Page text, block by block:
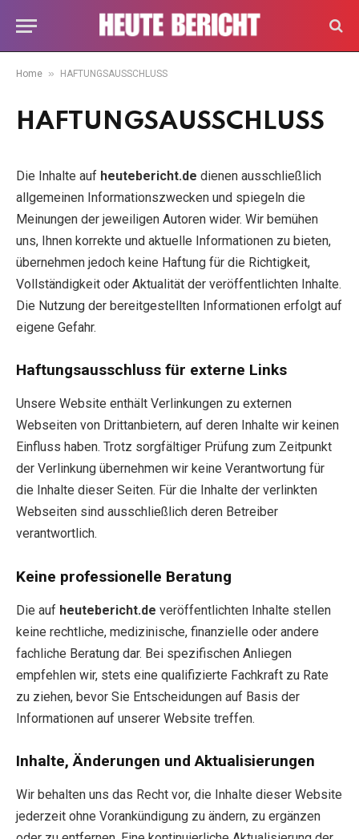
Home » HAFTUNGSAUSSCHLUSS
HAFTUNGSAUSSCHLUSS
Die Inhalte auf heutebericht.de dienen ausschließlich
allgemeinen Informationszwecken und spiegeln die
Meinungen der jeweiligen Autoren wider. Wir bemühen
uns, Ihnen korrekte und aktuelle Informationen zu bieten,
übernehmen jedoch keine Haftung für die Richtigkeit,
Vollständigkeit oder Aktualität der veröffentlichten Inhalte.
Die Nutzung der bereitgestellten Informationen erfolgt auf
eigene Gefahr.
Haftungsausschluss für externe Links
Unsere Website enthält Verlinkungen zu externen
Webseiten von Drittanbietern, auf deren Inhalte wir keinen
Einfluss haben. Trotz sorgfältiger Prüfung zum Zeitpunkt
der Verlinkung übernehmen wir keine Verantwortung für
die Inhalte dieser Seiten. Für die Inhalte der verlinkten
Webseiten sind ausschließlich deren Betreiber
verantwortlich.
Keine professionelle Beratung
Die auf heutebericht.de veröffentlichten Inhalte stellen
keine rechtliche, medizinische, finanzielle oder andere
fachliche Beratung dar. Bei spezifischen Anliegen
empfehlen wir, stets eine qualifizierte Fachkraft zu Rate
zu ziehen, bevor Sie Entscheidungen auf Basis der
Informationen auf unserer Website treffen.
Inhalte, Änderungen und Aktualisierungen
Wir behalten uns das Recht vor, die Inhalte dieser Website
jederzeit ohne Vorankündigung zu ändern, zu ergänzen